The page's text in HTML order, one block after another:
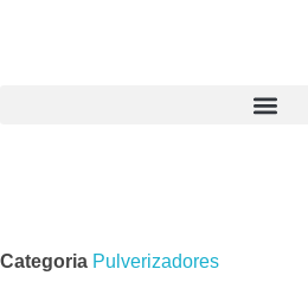
Categoria Pulverizadores